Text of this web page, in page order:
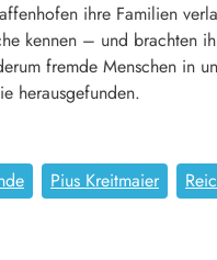
ihre Familien
kennen – und brachten
fremde Menschen in
herausgefunden.
Pius Kreitmaier